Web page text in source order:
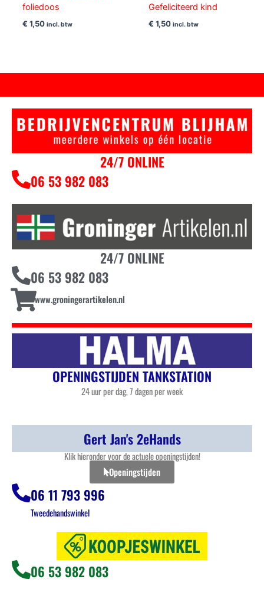
foliedoos
€ 1,50 incl. btw
Gefeliciteerd kind
€ 1,50 incl. btw
24/7 ONLINE
06 53 982 083
24/7 ONLINE
06 53 982 083
www.groningerartikelen.nl
OPENINGSTIJDEN TANKSTATION
24 uur per dag, 7 dagen per week
Gert Jan's 2eHands
Klik hieronder voor de actuele openingstijden!
Openingstijden
06 11 793 996
Tweedehandswinkel
06 53 982 083